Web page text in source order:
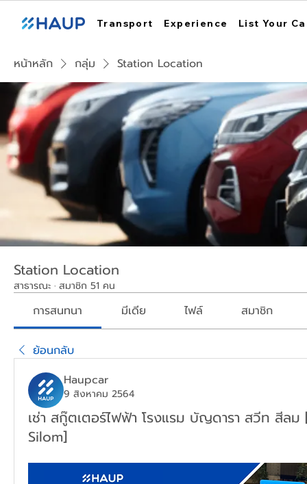
Transport Experience List Your
หน้าหลัก กลุ่ม Station Location
Station Location
สาธารณะ · สมาชิก 51 คน
การสนทนา มีเดีย ไฟล์ สมาชิก
ย้อนกลับ
Haupcar
9 สิงหาคม 2564
เช่า สกู๊ตเตอร์ไฟฟ้า โรงแรม บัญดารา สวีท สีล
Silom]